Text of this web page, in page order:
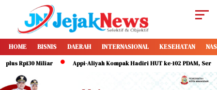
HOME BISNIS DAERAH INTERNASIONAL KESEHATAN
Miliar Appi-Aliyah Kompak Hadiri HUT ke-102 PDAM, Serukan